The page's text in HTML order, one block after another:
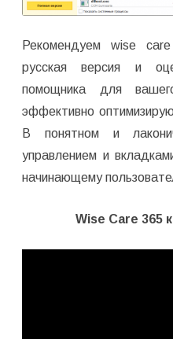
Рекомендуем wise
русская версия и
помощника для
эффективно
В понятном и
управлением и
начинающему
Wise Care 365